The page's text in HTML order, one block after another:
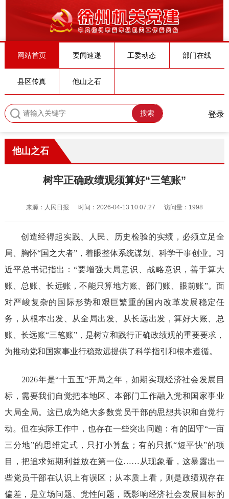
网站首页 要闻速递 工委动态 部门在线
县区传真 他山之石
搜索 登录
他山之石
树牢正确政绩观须算好“三笔账”
来源：人民日报 时间：2026-04-13 10:07:27 访问量：1998
创造经得起实践、人民、历史检验的实绩，必须立足全
局、胸怀“国之大者”，着眼整体系统谋划、科学干事创业。习
近平总书记指出：“要增强大局意识、战略意识，善于算大
账、总账、长远账，不能只算地方账、部门账、眼前账”。面
对严峻复杂的国际形势和艰巨繁重的国内改革发展稳定任
务，从根本出发、从全局出发、从长远出发，算好大账、总
账、长远账“三笔账”，是树立和践行正确政绩观的重要要求，
为推动党和国家事业行稳致远提供了科学指引和根本遵循。
2026年是“十五五”开局之年，如期实现经济社会发展目
标，需要我们自觉把本地区、本部门工作融入党和国家事业
大局全局。这已成为绝大多数党员干部的思想共识和自觉行
动。但在实际工作中，也存在一些突出问题：有的固守“一亩
三分地”的思维定式，只打小算盘；有的只抓“短平快”的项
目，把追求短期利益放在第一位……从现象看，这暴露出一
些党员干部在认识上有误区；从本质上看，则是政绩观存在
偏差，是立场问题、党性问题，既影响经济社会发展目标的